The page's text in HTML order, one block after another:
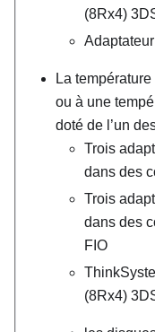
(8Rx4)
La
ou à une
doté de l’un
Trois
dans des
Trois
dans des
FIO
(8Rx4)